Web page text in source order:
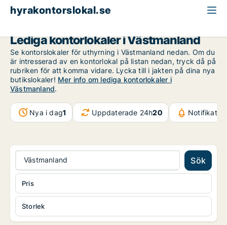
hyrakontorslokal.se
Lediga kontorlokaler i Västmanland
Se kontorslokaler för uthyrning i Västmanland nedan. Om du
är intresserad av en kontorlokal på listan nedan, tryck då på
rubriken för att komma vidare. Lycka till i jakten på dina nya
butikslokaler! Mer info om lediga kontorlokaler i
Västmanland.
Nya i dag1 Uppdaterade 24h20
Västmanland Sök
Storlek
Pris